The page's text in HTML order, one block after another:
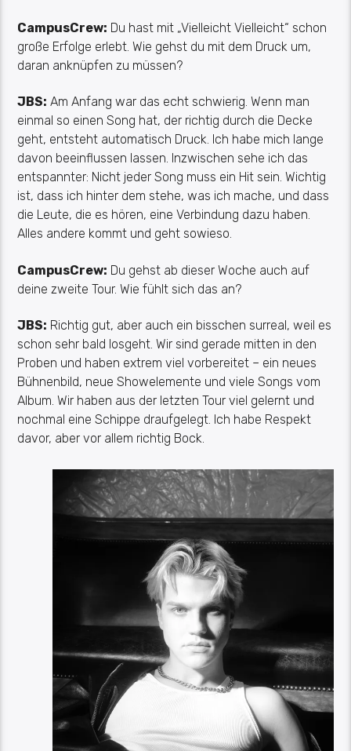
CampusCrew: Du hast mit „VielleichtVielleicht“ schon
große Erfolge erlebt. Wie gehst du mit dem Druck um,
daran anknüpfen zu müssen?
JBS: Am Anfang war das echt schwierig. Wenn man
einmal so einen Song hat, der richtig durch die Decke
geht, entsteht automatisch Druck. Ich habe mich lange
davon beeinflussen lassen. Inzwischen sehe ich das
entspannter: Nicht jeder Song muss ein Hit sein. Wichtig
ist, dass ich hinter dem stehe, was ich mache, und dass
die Leute, die es hören, eine Verbindung dazu haben.
Alles andere kommt und geht sowieso.
CampusCrew: Du gehst ab dieser Woche auch auf
deine zweite Tour. Wie fühlt sich das an?
JBS: Richtig gut, aber auch ein bisschen surreal, weil es
schon sehr bald losgeht. Wir sind gerade mitten in den
Proben und haben extrem viel vorbereitet – ein neues
Bühnenbild, neue Showelemente und viele Songs vom
Album. Wir haben aus der letzten Tour viel gelernt und
nochmal eine Schippe draufgelegt. Ich habe Respekt
davor, aber vor allem richtig Bock.